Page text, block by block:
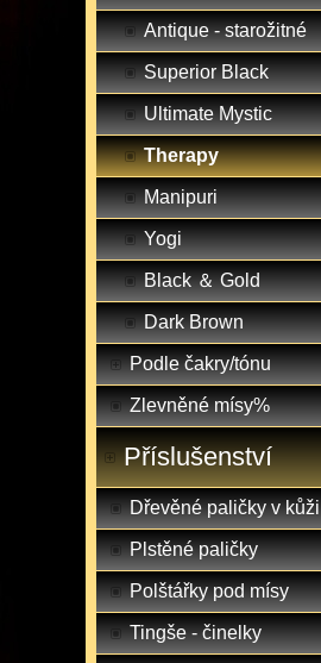
Antique - starožitné
Superior Black
Ultimate Mystic
Therapy
Manipuri
Yogi
Black ＆ Gold
Dark Brown
Podle čakry/tónu
Zlevněné mísy%
Příslušenství
Dřevěné paličky v kůži
Plstěné paličky
Polštářky pod mísy
Tingše - činelky